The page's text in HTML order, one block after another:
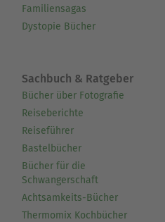
Familiensagas
Dystopie Bücher
Sachbuch & Ratgeber
Bücher über Fotografie
Reiseberichte
Reiseführer
Bastelbücher
Bücher für die
Schwangerschaft
Achtsamkeits-Bücher
Thermomix Kochbücher